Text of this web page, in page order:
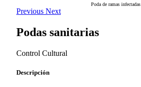
Poda de ramas infectadas
Previous Next
Podas sanitarias
Control Cultural
Descripción